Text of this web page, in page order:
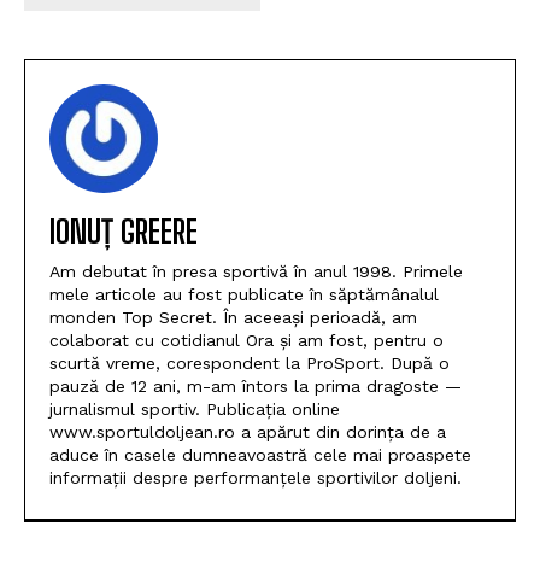
IONUȚ GREERE
Am debutat în presa sportivă în anul 1998. Primele
mele articole au fost publicate în săptămânalul
monden Top Secret. În aceeași perioadă, am
colaborat cu cotidianul Ora și am fost, pentru o
scurtă vreme, corespondent la ProSport. După o
pauză de 12 ani, m-am întors la prima dragoste —
jurnalismul sportiv. Publicația online
www.sportuldoljean.ro a apărut din dorința de a
aduce în casele dumneavoastră cele mai proaspete
informații despre performanțele sportivilor doljeni.